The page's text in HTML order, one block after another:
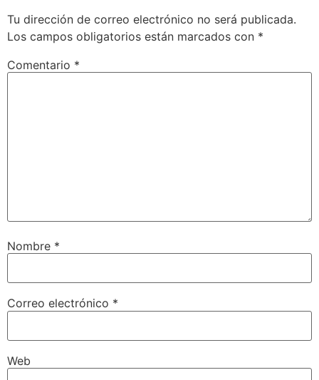
Tu dirección de correo electrónico no será publicada.
Los campos obligatorios están marcados con *
Comentario *
Nombre *
Correo electrónico *
Web